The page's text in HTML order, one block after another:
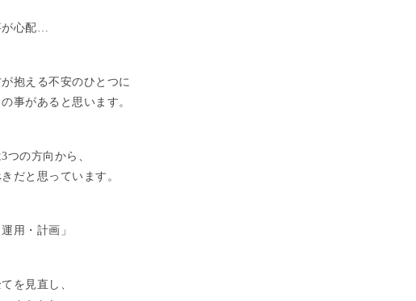
心配…
抱える不安のひとつに
の事があると思います。
つの方向から、
だと思っています。
運用・計画」
を見直し、